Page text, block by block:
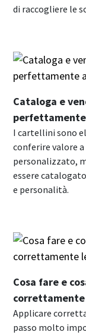
di raccogliere le
Cataloga e
I cartellini sono
conferire valore
personalizzato,
essere
e personalità.
Cosa fare e
Applicare
passo molto